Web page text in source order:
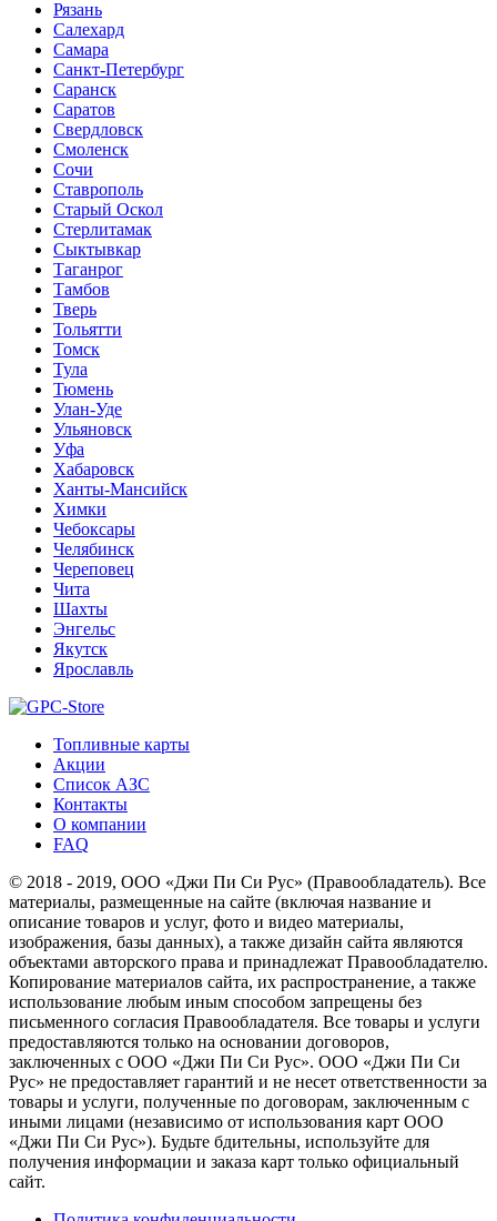
Рязань
Салехард
Самара
Санкт-Петербург
Саранск
Саратов
Свердловск
Смоленск
Сочи
Ставрополь
Старый Оскол
Стерлитамак
Сыктывкар
Таганрог
Тамбов
Тверь
Тольятти
Томск
Тула
Тюмень
Улан-Уде
Ульяновск
Уфа
Хабаровск
Ханты-Мансийск
Химки
Чебоксары
Челябинск
Череповец
Чита
Шахты
Энгельс
Якутск
Ярославль
Топливные карты
Акции
Список АЗС
Контакты
О компании
FAQ
© 2018 - 2019, ООО «Джи Пи Си Рус» (Правообладатель). Все
материалы, размещенные на сайте (включая название и
описание товаров и услуг, фото и видео материалы,
изображения, базы данных), а также дизайн сайта являются
объектами авторского права и принадлежат Правообладателю.
Копирование материалов сайта, их распространение, а также
использование любым иным способом запрещены без
письменного согласия Правообладателя. Все товары и услуги
предоставляются только на основании договоров,
заключенных с ООО «Джи Пи Си Рус». ООО «Джи Пи Си
Рус» не предоставляет гарантий и не несет ответственности за
товары и услуги, полученные по договорам, заключенным с
иными лицами (независимо от использования карт ООО
«Джи Пи Си Рус»). Будьте бдительны, используйте для
получения информации и заказа карт только официальный
сайт.